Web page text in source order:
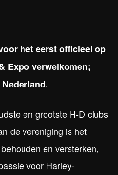
het eerst officieel op
Expo verwelkomen;
en grootste H-D clubs
de vereniging is het
en versterken,
voor Harley-